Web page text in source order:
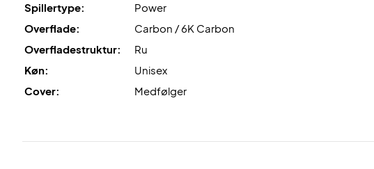
Spillertype:
Power
Overflade:
Carbon / 6K Carbon
Overfladestruktur:
Ru
Køn:
Unisex
Cover:
Medfølger